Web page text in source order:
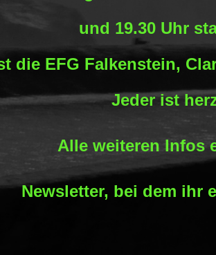
und 19.30 Uhr
die EFG Falkenstein,
Jeder ist
Alle weiteren Infos
Newsletter, bei dem ihr